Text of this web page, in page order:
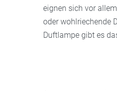
eignen sich vor
oder wohlriechende
Duftlampe gibt es